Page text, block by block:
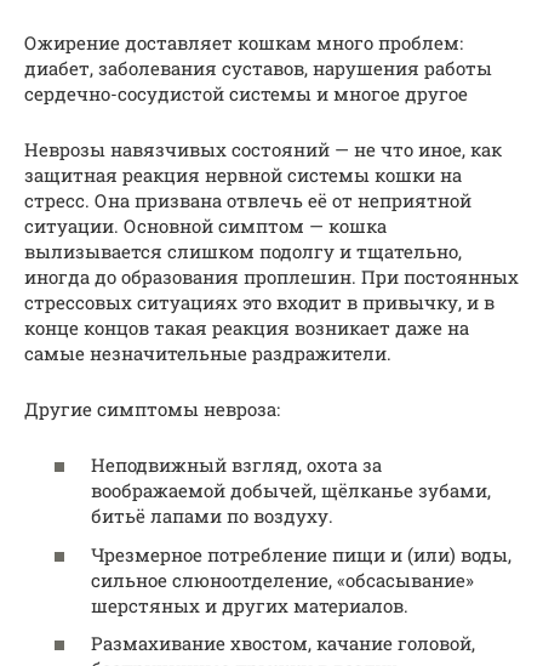
Ожирение доставляет кошкам много проблем:
диабет, заболевания суставов, нарушения работы
сердечно-сосудистой системы и многое другое
Неврозы навязчивых состояний — не что иное, как
защитная реакция нервной системы кошки на
стресс. Она призвана отвлечь её от неприятной
ситуации. Основной симптом — кошка
вылизывается слишком подолгу и тщательно,
иногда до образования проплешин. При постоянных
стрессовых ситуациях это входит в привычку, и в
конце концов такая реакция возникает даже на
самые незначительные раздражители.
Другие симптомы невроза:
Неподвижный взгляд, охота за
воображаемой добычей, щёлканье зубами,
битьё лапами по воздуху.
Чрезмерное потребление пищи и (или) воды,
сильное слюноотделение, «обсасывание»
шерстяных и других материалов.
Размахивание хвостом, качание головой,